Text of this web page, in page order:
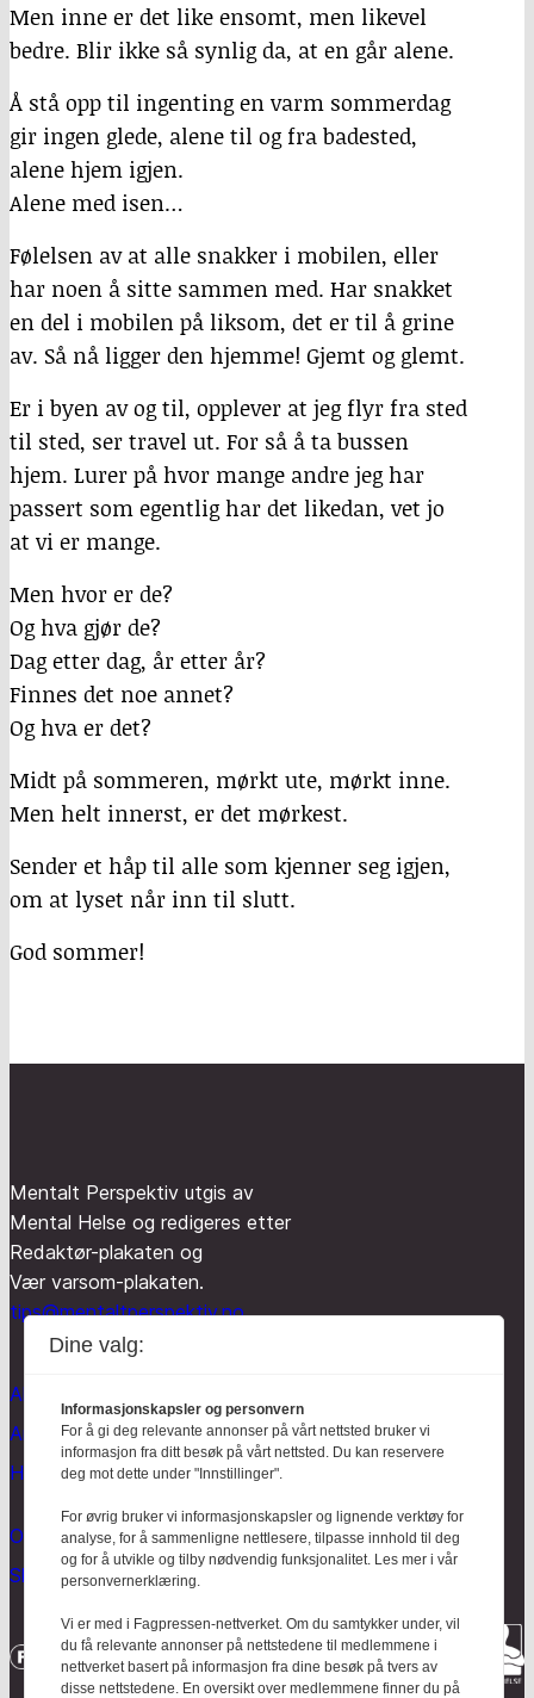
Men inne er det like ensomt, men likevel
bedre. Blir ikke så synlig da, at en går alene.
Å stå opp til ingenting en varm sommerdag
gir ingen glede, alene til og fra badested,
alene hjem igjen.
Alene med isen…
Følelsen av at alle snakker i mobilen, eller
har noen å sitte sammen med. Har snakket
en del i mobilen på liksom, det er til å grine
av. Så nå ligger den hjemme! Gjemt og glemt.
Er i byen av og til, opplever at jeg flyr fra sted
til sted, ser travel ut. For så å ta bussen
hjem. Lurer på hvor mange andre jeg har
passert som egentlig har det likedan, vet jo
at vi er mange.
Men hvor er de?
Og hva gjør de?
Dag etter dag, år etter år?
Finnes det noe annet?
Og hva er det?
Midt på sommeren, mørkt ute, mørkt inne.
Men helt innerst, er det mørkest.
Sender et håp til alle som kjenner seg igjen,
om at lyset når inn til slutt.
God sommer!
Mentalt Perspektiv utgis av
Mental Helse og redigeres etter
Redaktør-plakaten og
Vær varsom-plakaten.
tips@mentaltperspektiv.no
Aktuelt
Anmeldt
Hodebry
Om oss
Skrive for Hodebry
Dine valg:
Informasjonskapsler og personvern
For å gi deg relevante annonser på vårt nettsted bruker vi
informasjon fra ditt besøk på vårt nettsted. Du kan reservere
deg mot dette under "Innstillinger".
For øvrig bruker vi informasjonskapsler og lignende verktøy for
analyse, for å sammenligne nettlesere, tilpasse innhold til deg
og for å utvikle og tilby nødvendig funksjonalitet. Les mer i vår
personvernerklæring.
Vi er med i Fagpressen-nettverket. Om du samtykker under, vil
du få relevante annonser på nettstedene til medlemmene i
nettverket basert på informasjon fra dine besøk på tvers av
disse nettstedene. En oversikt over medlemmene finner du på